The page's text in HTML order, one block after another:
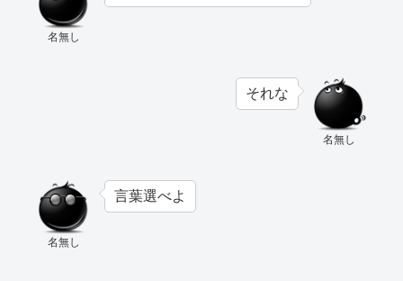
名無し
名無し
それな
名無し
言葉選べよ